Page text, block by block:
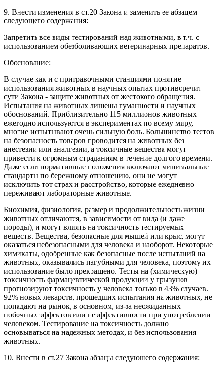
9. Внести изменения в ст.20 Закона и заменить ее абзацем
следующего содержания:
Запретить все виды тестирований над животными, в т.ч. с
использованием обезболивающих ветеринарных препаратов.
Обоснование:
В случае как и с притравочными станциями понятие
использования животных в научных опытах противоречит
сути Закона - защите животных от жестокого обращения.
Испытания на животных лишены гуманности и научных
обоснований. Приблизительно 115 миллионов животных
ежегодно используются в экспериментах по всему миру,
многие испытывают очень сильную боль. Большинство тестов
на безопасность товаров проводится на животных без
анестезии или аналгезии, а токсичные вещества могут
привести к огромным страданиям в течение долгого времени.
Даже если нормативные положения включают минимальные
стандарты по бережному отношению, они не могут
исключить тот страх и расстройство, которые ежедневно
переживают лабораторные животные.
Биохимия, физиология, размер и продолжительность жизни
животных отличаются, в зависимости от вида (и даже
породы), и могут влиять на токсичность тестируемых
веществ. Вещества, безопасные для мышей или крыс, могут
оказаться небезопасными для человека и наоборот. Некоторые
химикаты, одобренные как безопасные после испытаний на
животных, оказывались пагубными для человека, поэтому их
использование было прекращено. Тесты на (химическую)
токсичность фармацевтической продукции у грызунов
прогнозируют токсичность у человека только в 43% случаев.
92% новых лекарств, прошедших испытания на животных, не
попадают на рынок, в основном, из-за неожиданных
побочных эффектов или неэффективности при употреблении
человеком. Тестирование на токсичность должно
основываться на надежных методах, и без использования
животных.
10. Внести в ст.27 Закона абзацы следующего содержания: